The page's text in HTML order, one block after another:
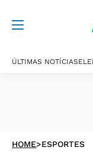
ÚLTIMAS NOTÍCIAS
HOME>ESPORTES